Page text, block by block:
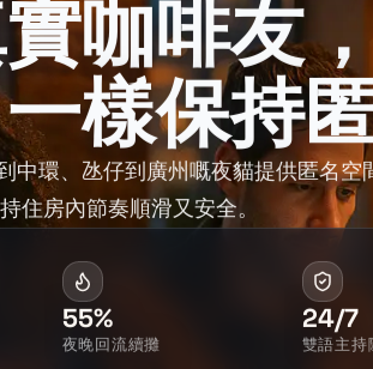
咖啡友
樣保持
中環、氹仔到廣州嘅夜貓提供匿名空
住房內節奏順滑又安全。
55%
夜晚回流續攤
24/7
雙語主持